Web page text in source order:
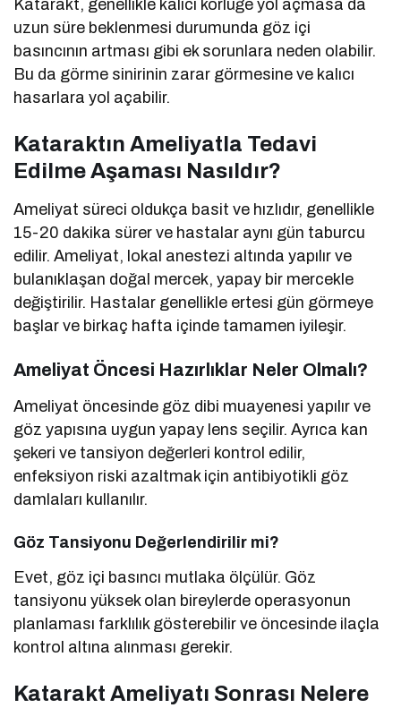
Katarakt, genellikle kalıcı körlüğe yol açmasa da
uzun süre beklenmesi durumunda göz içi
basıncının artması gibi ek sorunlara neden olabilir.
Bu da görme sinirinin zarar görmesine ve kalıcı
hasarlara yol açabilir.
Kataraktın Ameliyatla Tedavi
Edilme Aşaması Nasıldır?
Ameliyat süreci oldukça basit ve hızlıdır, genellikle
15-20 dakika sürer ve hastalar aynı gün taburcu
edilir. Ameliyat, lokal anestezi altında yapılır ve
bulanıklaşan doğal mercek, yapay bir mercekle
değiştirilir. Hastalar genellikle ertesi gün görmeye
başlar ve birkaç hafta içinde tamamen iyileşir.
Ameliyat Öncesi Hazırlıklar Neler Olmalı?
Ameliyat öncesinde göz dibi muayenesi yapılır ve
göz yapısına uygun yapay lens seçilir. Ayrıca kan
şekeri ve tansiyon değerleri kontrol edilir,
enfeksiyon riski azaltmak için antibiyotikli göz
damlaları kullanılır.
Göz Tansiyonu Değerlendirilir mi?
Evet, göz içi basıncı mutlaka ölçülür. Göz
tansiyonu yüksek olan bireylerde operasyonun
planlaması farklılık gösterebilir ve öncesinde ilaçla
kontrol altına alınması gerekir.
Katarakt Ameliyatı Sonrası Nelere